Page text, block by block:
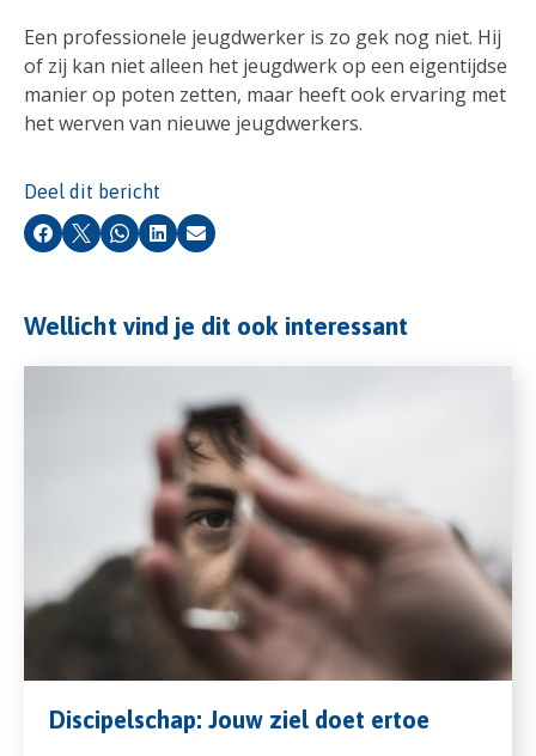
Een professionele jeugdwerker is zo gek nog niet. Hij
of zij kan niet alleen het jeugdwerk op een eigentijdse
manier op poten zetten, maar heeft ook ervaring met
het werven van nieuwe jeugdwerkers.
Deel dit bericht
Facebook
X Whatsapp
LinkedInE-mail
Wellicht vind je dit ook interessant
Discipelschap: Jouw ziel doet ertoe